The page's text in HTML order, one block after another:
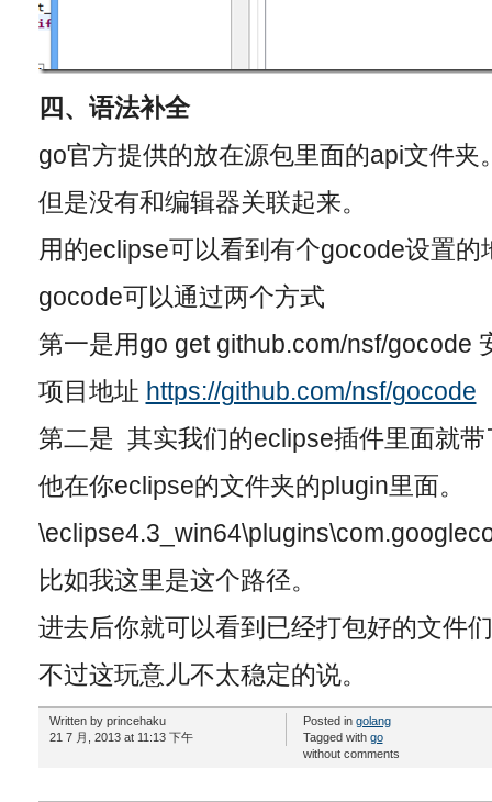
四、语法补全
go官方提供的放在源包里面的api文件夹
但是没有和编辑器关联起来。
用的eclipse可以看到有个gocode设置的
gocode可以通过两个方式
第一是用go get github.com/nsf/gocode
项目地址 https://github.com/nsf/gocode
第二是 其实我们的eclipse插件里面就带
他在你eclipse的文件夹的plugin里面。
比如我这里是这个路径。
进去后你就可以看到已经打包好的文件
不过这玩意儿不太稳定的说。
Written by princehaku
21 7 月, 2013 at 11:13 下午
Posted in golang
Tagged with go
without comments